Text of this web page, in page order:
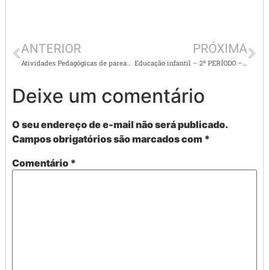
ANTERIOR
Atividades Pedagógicas de pareamento para Educação Infantil
PRÓXIMA
Educação infantil – 2º PERÍODO – Atividades iniciais ET –
Deixe um comentário
O seu endereço de e-mail não será publicado.
Campos obrigatórios são marcados com *
Comentário *